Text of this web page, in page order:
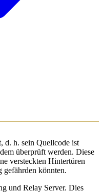
d. h. sein Quellcode ist
überprüft werden. Diese
versteckten Hintertüren
gefährden könnten.
und Relay Server. Dies